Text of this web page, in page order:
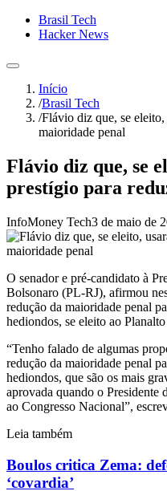
Brasil Tech
Hacker News
Início
/Brasil Tech
/Flávio diz que, se
maioridade penal
Flávio diz que, se
prestígio para
InfoMoney Tech3 de maio de
O senador e pré-candidato à
Bolsonaro (PL-RJ), afirmou
redução da maioridade penal
hediondos, se eleito ao
“Tenho falado de algumas
redução da maioridade penal
hediondos, que são os mais
aprovada quando o Presidente
ao Congresso Nacional”,
Leia também
Boulos critica Zema:
‘covardia’